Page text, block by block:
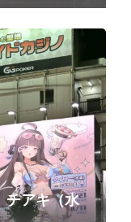
チアキ（水